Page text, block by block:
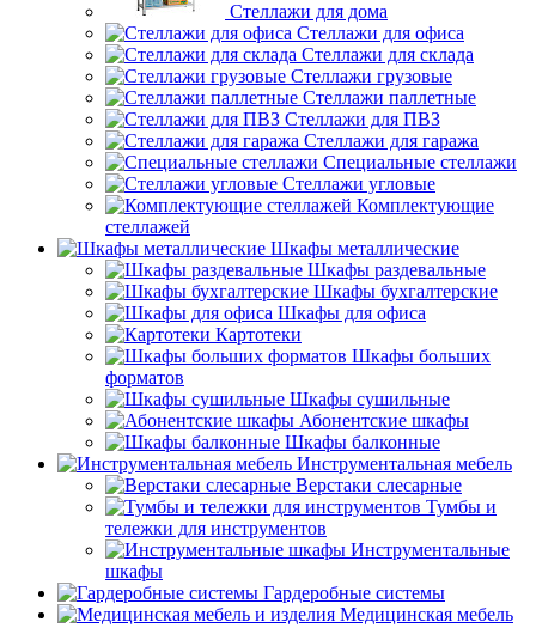
Стеллажи для дома
Стеллажи для офиса
Стеллажи для склада
Стеллажи грузовые
Стеллажи паллетные
Стеллажи для ПВЗ
Стеллажи для гаража
Специальные стеллажи
Стеллажи угловые
Комплектующие
стеллажей
Шкафы металлические
Шкафы раздевальные
Шкафы бухгалтерские
Шкафы для офиса
Картотеки
Шкафы больших
форматов
Шкафы сушильные
Абонентские шкафы
Шкафы балконные
Инструментальная мебель
Верстаки слесарные
Тумбы и
тележки для инструментов
Инструментальные
шкафы
Гардеробные системы
Медицинская мебель